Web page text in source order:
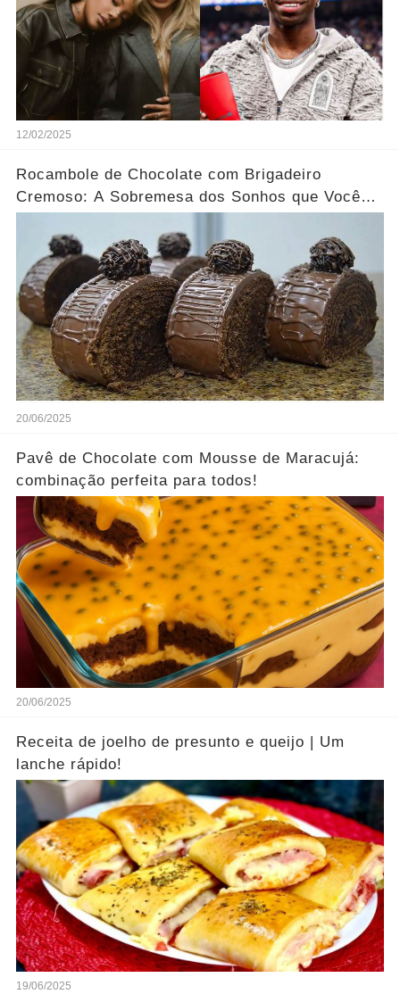
12/02/2025
Rocambole de Chocolate com Brigadeiro
Cremoso: A Sobremesa dos Sonhos que Você
20/06/2025
Pavê de Chocolate com Mousse de Maracujá:
combinação perfeita para todos!
20/06/2025
Receita de joelho de presunto e queijo | Um
lanche rápido!
19/06/2025